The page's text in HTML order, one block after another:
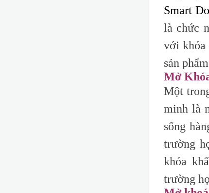
Smart
là chức
với khóa
sản
Mở
Một
minh là
sống
trường
khóa
trường